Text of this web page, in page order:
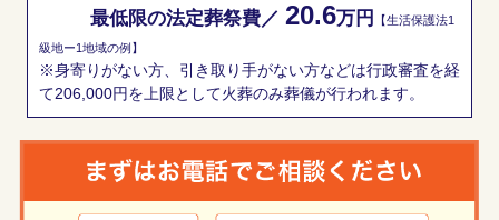
最低限の法定葬祭費／ 20.6万円 【生活保護法1
級地ー1地域の例】
※身寄りがない方、引き取り手がない方などは行政審査を経
て206,000円を上限として火葬のみ葬儀が行われます。